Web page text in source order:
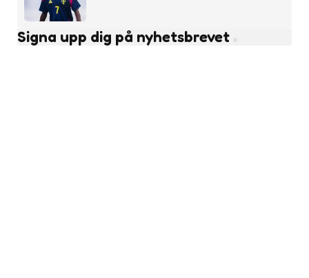
Signa upp dig på nyhetsbrevet